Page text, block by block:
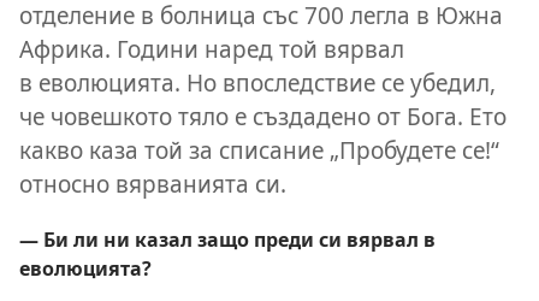
отделение в болница със 700 легла в Южна
Африка. Години наред той вярвал
в еволюцията. Но впоследствие се убедил,
че човешкото тяло е създадено от Бога. Ето
какво каза той за списание „Пробудете се!“
относно вярванията си.
— Би ли ни казал защо преди си вярвал в
еволюцията?